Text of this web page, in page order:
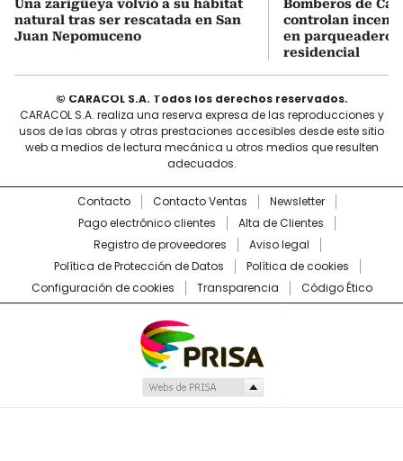
Una zarigüeya volvió a su hábitat
natural tras ser rescatada en San
Juan Nepomuceno
Bomberos de
controlan
en parqueadero
residencial
© CARACOL S.A. Todos los derechos reservados.
CARACOL S.A. realiza una reserva expresa de las reproducciones y
usos de las obras y otras prestaciones accesibles desde este sitio
web a medios de lectura mecánica u otros medios que resulten
adecuados.
Contacto Contacto Ventas
Newsletter
Pago electrónico clientes
Alta de Clientes
Registro de proveedores
Aviso legal
Política de Protección de Datos
Política de cookies
Configuración de cookies
Transparencia Código Ético